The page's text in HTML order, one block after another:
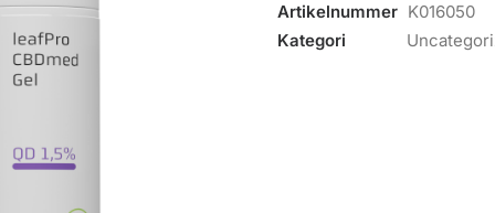
Artikelnummer K016050
Kategori